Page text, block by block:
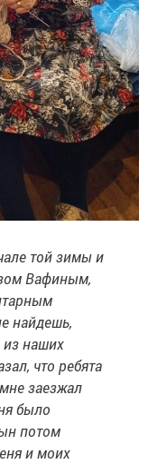
той зимы и
Вафиным,
найдешь,
из наших
что ребята
заезжал
было
потом
и моих